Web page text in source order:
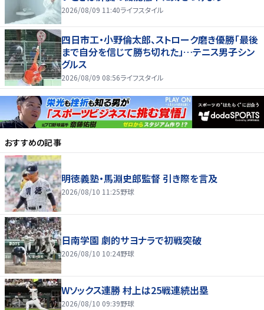
2026/08/09 11:40ライフスタイル
四日市工・小野倫太郎、ストローク磨き優勝「最後
まで自分を信じて勝ち切れた」…テニス男子シン
グルス
2026/08/09 08:56ライフスタイル
おすすめの記事
明徳義塾・馬淵史郎監督 引き際を言及
2026/08/10 11:25野球
日南学園 劇的サヨナラで初戦突破
2026/08/10 10:24野球
Wソックス連勝 村上は25戦連続出塁
2026/08/10 09:39野球